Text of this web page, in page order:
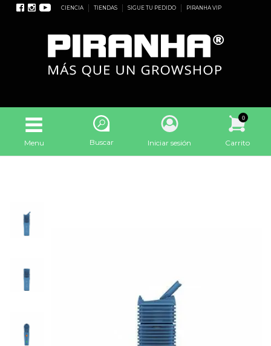
CIENCIA TIENDAS SIGUE TU PEDIDO PIRANHA VIP
Menu Buscar Iniciar sesión
0
Carrito